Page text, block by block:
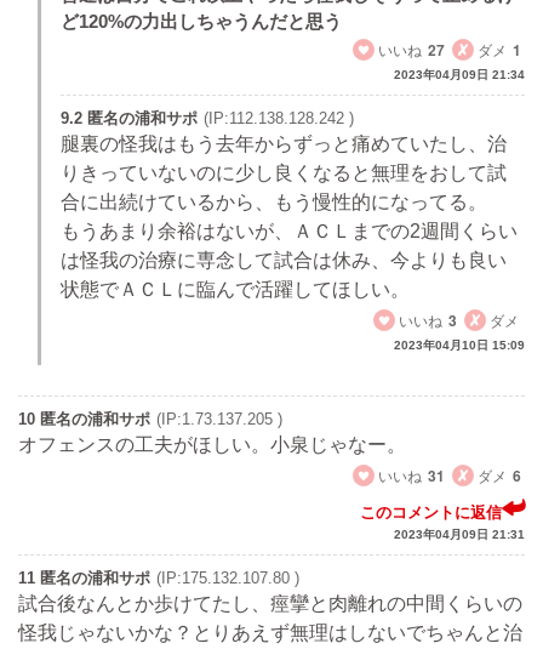
ど120%の力出しちゃうんだと思う
いいね 27 ダメ 1
2023年04月09日 21:34
9.2 匿名の浦和サポ (IP:112.138.128.242 )
腿裏の怪我はもう去年からずっと痛めていたし、治
りきっていないのに少し良くなると無理をおして試
合に出続けているから、もう慢性的になってる。
もうあまり余裕はないが、ＡＣＬまでの2週間くらい
は怪我の治療に専念して試合は休み、今よりも良い
状態でＡＣＬに臨んで活躍してほしい。
いいね 3 ダメ
2023年04月10日 15:09
10 匿名の浦和サポ (IP:1.73.137.205 )
オフェンスの工夫がほしい。小泉じゃなー。
いいね 31 ダメ 6
このコメントに返信
2023年04月09日 21:31
11 匿名の浦和サポ (IP:175.132.107.80 )
試合後なんとか歩けてたし、痙攣と肉離れの中間くらいの
怪我じゃないかな？とりあえず無理はしないでちゃんと治